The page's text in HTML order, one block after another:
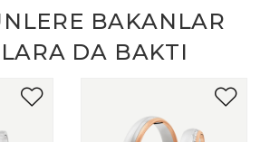
BAKANLAR
DA BAKTI